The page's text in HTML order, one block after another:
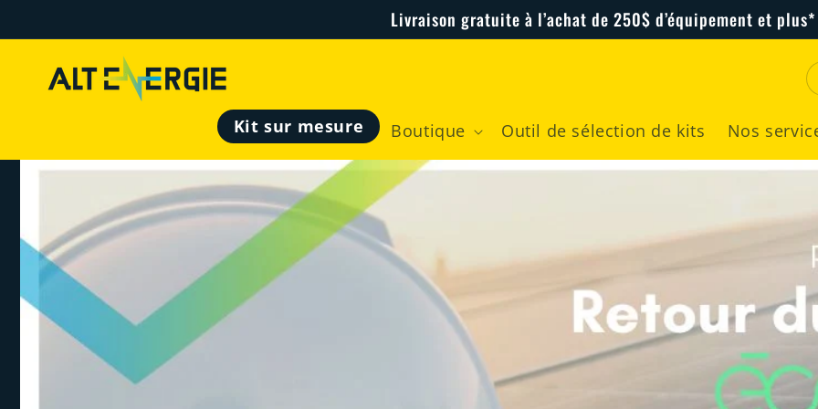
Livraison gratuite à l’achat de 250$ d’équipement et plus*
Kit sur mesure Boutique Outil de sélection de kits Nos